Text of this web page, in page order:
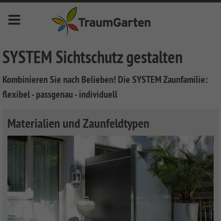
Menu
Novelites
Privacy
SYSTEM
Fences
SYSTEM
KERAMIK
XL
LONGLIFE
LONGLIFE
RIVA
Metal
Fences
Front
Garden
Front
Garden
Fences
DREAMDECK
ALU
Bin
Storage
System
SYSTEM Sichtschutz gestalten
Kombinieren Sie nach Belieben! Die SYSTEM Zaunfamilie:
flexibel - passgenau - individuell
Materialien und Zaunfeldtypen